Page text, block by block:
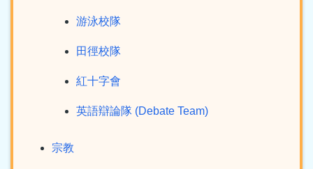
游泳校隊
田徑校隊
紅十字會
英語辯論隊 (Debate Team)
宗教